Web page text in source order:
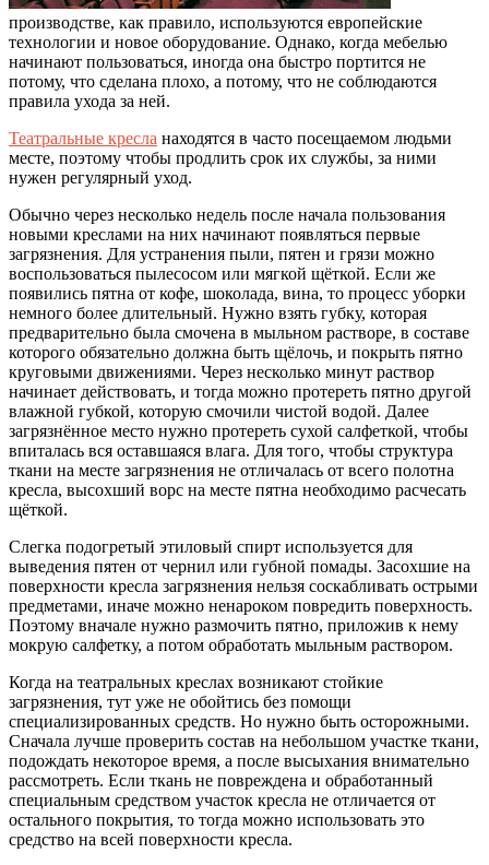
производстве, как правило, используются европейские
технологии и новое оборудование. Однако, когда мебелью
начинают пользоваться, иногда она быстро портится не
потому, что сделана плохо, а потому, что не соблюдаются
правила ухода за ней.
Театральные кресла находятся в часто посещаемом людьми
месте, поэтому чтобы продлить срок их службы, за ними
нужен регулярный уход.
Обычно через несколько недель после начала пользования
новыми креслами на них начинают появляться первые
загрязнения. Для устранения пыли, пятен и грязи можно
воспользоваться пылесосом или мягкой щёткой. Если же
появились пятна от кофе, шоколада, вина, то процесс уборки
немного более длительный. Нужно взять губку, которая
предварительно была смочена в мыльном растворе, в составе
которого обязательно должна быть щёлочь, и покрыть пятно
круговыми движениями. Через несколько минут раствор
начинает действовать, и тогда можно протереть пятно другой
влажной губкой, которую смочили чистой водой. Далее
загрязнённое место нужно протереть сухой салфеткой, чтобы
впиталась вся оставшаяся влага. Для того, чтобы структура
ткани на месте загрязнения не отличалась от всего полотна
кресла, высохший ворс на месте пятна необходимо расчесать
щёткой.
Слегка подогретый этиловый спирт используется для
выведения пятен от чернил или губной помады. Засохшие на
поверхности кресла загрязнения нельзя соскабливать острыми
предметами, иначе можно ненароком повредить поверхность.
Поэтому вначале нужно размочить пятно, приложив к нему
мокрую салфетку, а потом обработать мыльным раствором.
Когда на театральных креслах возникают стойкие
загрязнения, тут уже не обойтись без помощи
специализированных средств. Но нужно быть осторожными.
Сначала лучше проверить состав на небольшом участке ткани,
подождать некоторое время, а после высыхания внимательно
рассмотреть. Если ткань не повреждена и обработанный
специальным средством участок кресла не отличается от
остального покрытия, то тогда можно использовать это
средство на всей поверхности кресла.